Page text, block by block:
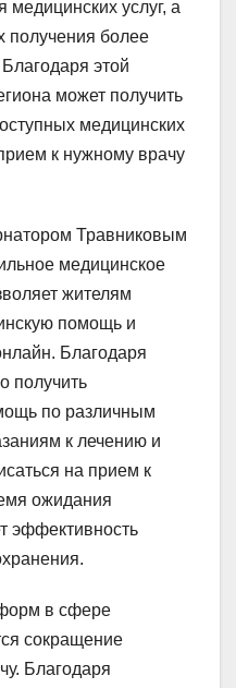
медицинских услуг, а
получения более
этой
может получить
медицинских
к нужному врачу
Травниковым
медицинское
жителям
помощь и
Благодаря
получить
по различным
к лечению и
на прием к
ожидания
эффективность
в сфере
сокращение
Благодаря